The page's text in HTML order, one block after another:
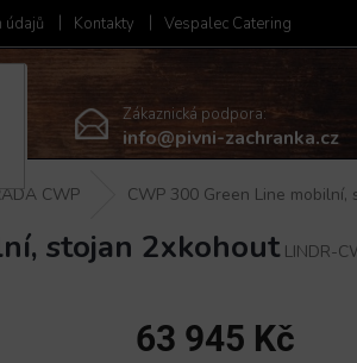
údajů Kontakty Vespalec Catering
Zákaznická podpora:
info@pivni-zachranka.cz
CWP CWP 300 Green Line
stojan 2xkohout LINDR-
63 945 Kč